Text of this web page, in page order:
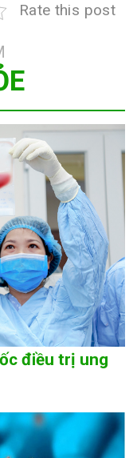
Rate this post
điều trị ung